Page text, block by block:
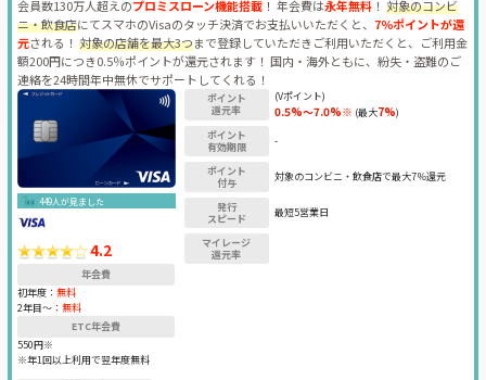
会員数130万人超えのプロミスローン機能搭載 ！ 年会費は永年無料 ！ 対象のコンビ
ニ・飲食店にてスマホのVisaのタッチ決済でお支払いいただくと、 7％ポイントが還
元される！ 対象の店舗を最大3つまで登録していただきご利用いただくと、ご利用金
額200円につき0.5％ポイントが還元されます！ 国内・海外ともに、紛失・盗難のご
連絡を24時間年中無休でサポートしてくれる！
449人が見ました
4.2
年会費
初年度： 無料
2年目〜： 無料
ETC年会費
550円※
※年1回以上利用で翌年度無料
ポイント
還元率
(Vポイント)
0.5%～7.0%※ (最大7%)
ポイント
有効期限
-
ポイント
付与
対象のコンビニ・飲食店で最大7％還元
発行
スピード
最短5営業日
マイレージ
還元率